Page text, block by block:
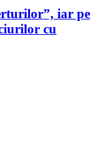
iar pe
cu